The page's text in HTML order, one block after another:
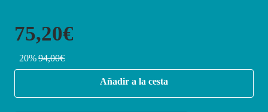
75,20€
20%94,00€
Añadir a la cesta